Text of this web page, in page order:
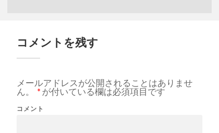
コメントを残す
メールアドレスが公開されることはありませ
ん。
* が付いている欄は必須項目です
コメント